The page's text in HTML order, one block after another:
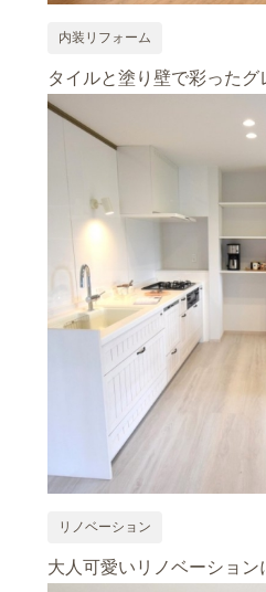
内装リフォーム
タイルと塗り壁で彩った
リノベーション
大人可愛いリノベーション